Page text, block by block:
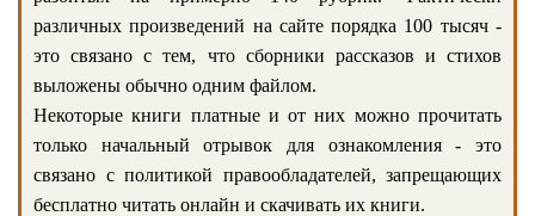
различных произведений на сайте порядка 100 тысяч -
это связано с тем, что сборники рассказов и стихов
выложены обычно одним файлом.
Некоторые книги платные и от них можно прочитать
только начальный отрывок для ознакомления - это
связано с политикой правообладателей, запрещающих
бесплатно читать онлайн и скачивать их книги.